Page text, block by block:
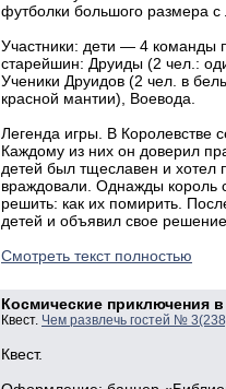
футболки большого размера
Участники: дети — 4 команды
старейшин: Друиды (2 чел.:
Ученики Друидов (2 чел. в
красной мантии), Воевода.
Легенда игры. В Королевстве
Каждому из них он доверил
детей был тщеславен и хотел
враждовали. Однажды король
решить: как их помирить.
детей и объявил свое
Смотреть текст полностью
Космические приключения
Квест. Чем развлечь гостей №
Квест.